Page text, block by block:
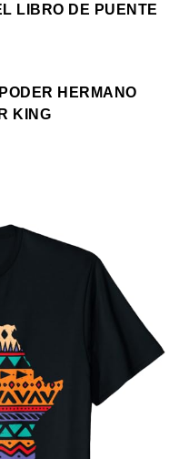
LIBRO DE PUENTE
HERMANO
KING